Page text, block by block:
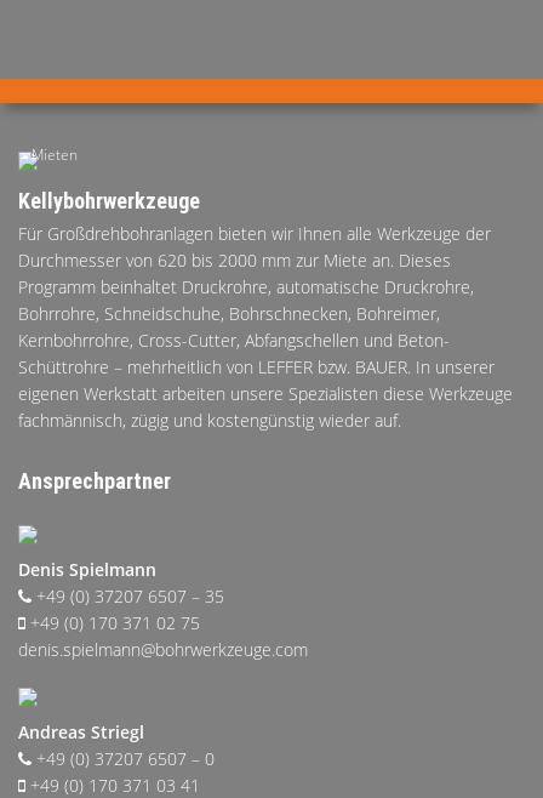
PRODUKTE
B .RIGHT®
TEAM JOBS
ETP GDS
FDS CA FDS USA
KONTAKT
Mieten
Kellybohrwerkzeuge
Für Großdrehbohranlagen bieten wir Ihnen alle Werkzeuge der
Durchmesser von 620 bis 2000 mm zur Miete an. Dieses
Programm beinhaltet Druckrohre, automatische Druckrohre,
Bohrrohre, Schneidschuhe, Bohrschnecken, Bohreimer,
Kernbohrrohre, Cross-Cutter, Abfangschellen und Beton-
Schüttrohre – mehrheitlich von LEFFER bzw. BAUER. In unserer
eigenen Werkstatt arbeiten unsere Spezialisten diese Werkzeuge
fachmännisch, zügig und kostengünstig wieder auf.
Ansprechpartner
Denis Spielmann
+49 (0) 37207 6507 – 35
+49 (0) 170 371 02 75
denis.spielmann@bohrwerkzeuge.com
Andreas Striegl
+49 (0) 37207 6507 – 0
+49 (0) 170 371 03 41